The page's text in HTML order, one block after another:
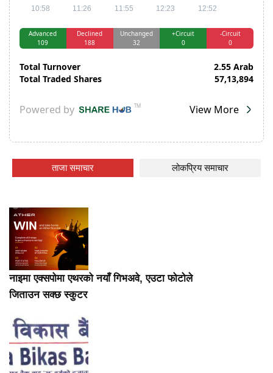
ताजा समाचार लोकप्रिय समाचार
नाइमा एक्सपोमा एथरको नयाँ गिभअवे, एउटा फोटोले
जिताउन सक्छ स्कुटर